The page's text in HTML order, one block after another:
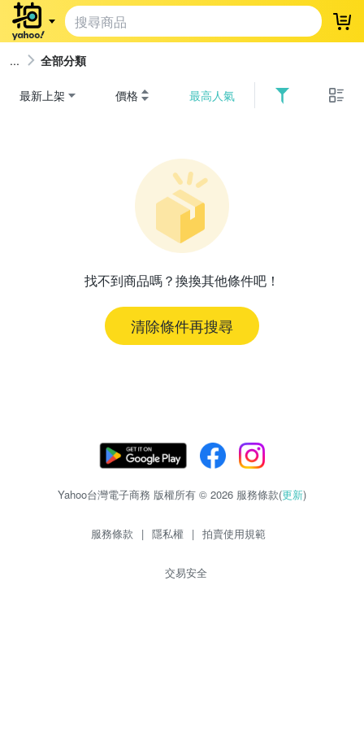
登
全部分類
最新上架 價格 最高人氣
找不到商品嗎？換換其他條件吧！
清除條件再搜尋
Yahoo台灣電子商務 版權所有 © 2026 服務條款(更新)
服務條款 | 隱私權 | 拍賣使用規範
交易安全